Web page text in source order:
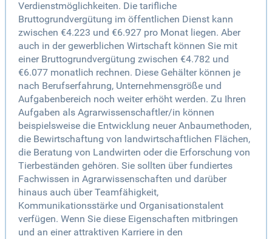
Verdienstmöglichkeiten. Die tarifliche
Bruttogrundvergütung im öffentlichen Dienst kann
zwischen €4.223 und €6.927 pro Monat liegen. Aber
auch in der gewerblichen Wirtschaft können Sie mit
einer Bruttogrundvergütung zwischen €4.782 und
€6.077 monatlich rechnen. Diese Gehälter können je
nach Berufserfahrung, Unternehmensgröße und
Aufgabenbereich noch weiter erhöht werden. Zu Ihren
Aufgaben als Agrarwissenschaftler/in können
beispielsweise die Entwicklung neuer Anbaumethoden,
die Bewirtschaftung von landwirtschaftlichen Flächen,
die Beratung von Landwirten oder die Erforschung von
Tierbeständen gehören. Sie sollten über fundiertes
Fachwissen in Agrarwissenschaften und darüber
hinaus auch über Teamfähigkeit,
Kommunikationsstärke und Organisationstalent
verfügen. Wenn Sie diese Eigenschaften mitbringen
und an einer attraktiven Karriere in den